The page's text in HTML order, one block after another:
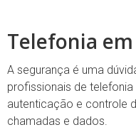
Telefonia
A segurança é uma
profissionais de
autenticação e controle
chamadas e dados.